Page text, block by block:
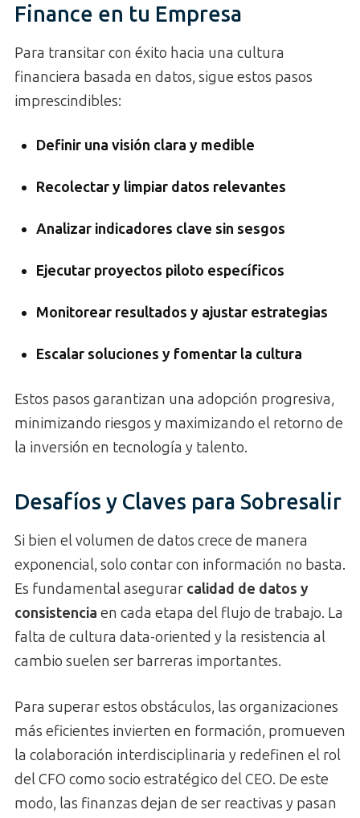
Finance en tu Empresa
Para transitar con éxito hacia una cultura
financiera basada en datos, sigue estos pasos
imprescindibles:
Definir una visión clara y medible
Recolectar y limpiar datos relevantes
Analizar indicadores clave sin sesgos
Ejecutar proyectos piloto específicos
Monitorear resultados y ajustar estrategias
Escalar soluciones y fomentar la cultura
Estos pasos garantizan una adopción progresiva,
minimizando riesgos y maximizando el retorno de
la inversión en tecnología y talento.
Desafíos y Claves para Sobresalir
Si bien el volumen de datos crece de manera
exponencial, solo contar con información no basta.
Es fundamental asegurar calidad de datos y
consistencia en cada etapa del flujo de trabajo. La
falta de cultura data-oriented y la resistencia al
cambio suelen ser barreras importantes.
Para superar estos obstáculos, las organizaciones
más eficientes invierten en formación, promueven
la colaboración interdisciplinaria y redefinen el rol
del CFO como socio estratégico del CEO. De este
modo, las finanzas dejan de ser reactivas y pasan